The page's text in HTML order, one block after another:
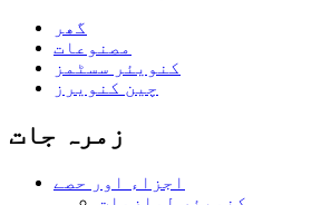
گھر
مصنوعات
کنویئر سسٹمز
چین کنویرز
زمرہ جات
اجزاء اور حصے